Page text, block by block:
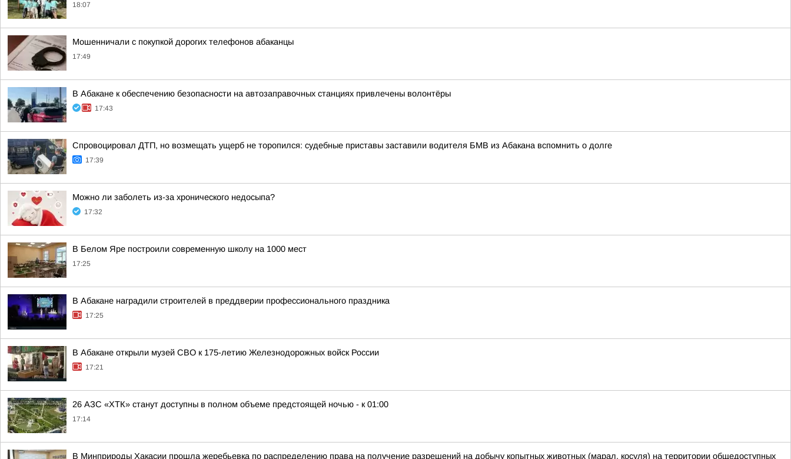
18:07
Мошенничали с покупкой дорогих телефонов абаканцы
17:49
В Абакане к обеспечению безопасности на автозаправочных станциях привлечены волонтёры
17:43
Спровоцировал ДТП, но возмещать ущерб не торопился: судебные приставы заставили водителя БМВ из Абакана вспомнить о долге
17:39
Можно ли заболеть из-за хронического недосыпа?
17:32
В Белом Яре построили современную школу на 1000 мест
17:25
В Абакане наградили строителей в преддверии профессионального праздника
17:25
В Абакане открыли музей СВО к 175-летию Железнодорожных войск России
17:21
26 АЗС «ХТК» станут доступны в полном объеме предстоящей ночью - к 01:00
17:14
В Минприроды Хакасии прошла жеребьевка по распределению права на получение разрешений на добычу копытных животных (марал, косуля) на территории общедоступных